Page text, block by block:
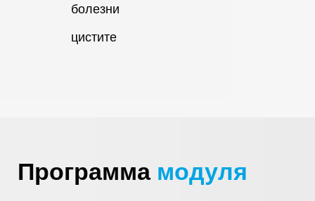
болезни
цистите
Программа модуля